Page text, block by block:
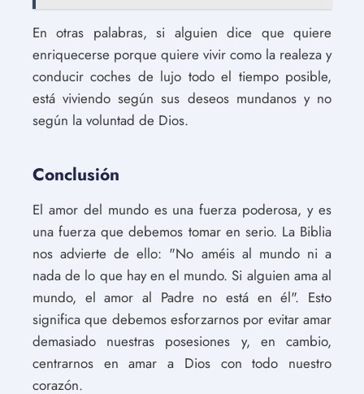
En otras palabras, si alguien dice que quiere
enriquecerse porque quiere vivir como la realeza y
conducir coches de lujo todo el tiempo posible,
está viviendo según sus deseos mundanos y no
según la voluntad de Dios.
Conclusión
El amor del mundo es una fuerza poderosa, y es
una fuerza que debemos tomar en serio. La Biblia
nos advierte de ello: "No améis al mundo ni a
nada de lo que hay en el mundo. Si alguien ama al
mundo, el amor al Padre no está en él". Esto
significa que debemos esforzarnos por evitar amar
demasiado nuestras posesiones y, en cambio,
centrarnos en amar a Dios con todo nuestro
corazón.